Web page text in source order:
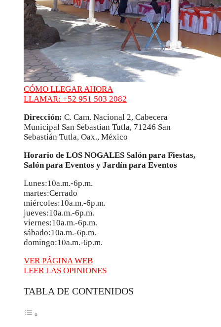
CÓMO LLEGAR AHORA
LLAMAR: +52 951 503 2082
Dirección: C. Cam. Nacional 2, Cabecera
Municipal San Sebastian Tutla, 71246 San
Sebastián Tutla, Oax., México
Horario de LOS NOGALES Salón para Fiestas,
Salón para Eventos y Jardín para Eventos
Lunes:10a.m.-6p.m.
martes:Cerrado
miércoles:10a.m.-6p.m.
jueves:10a.m.-6p.m.
viernes:10a.m.-6p.m.
sábado:10a.m.-6p.m.
domingo:10a.m.-6p.m.
VER PÁGINA WEB
LEER LAS OPINIONES
TABLA DE CONTENIDOS